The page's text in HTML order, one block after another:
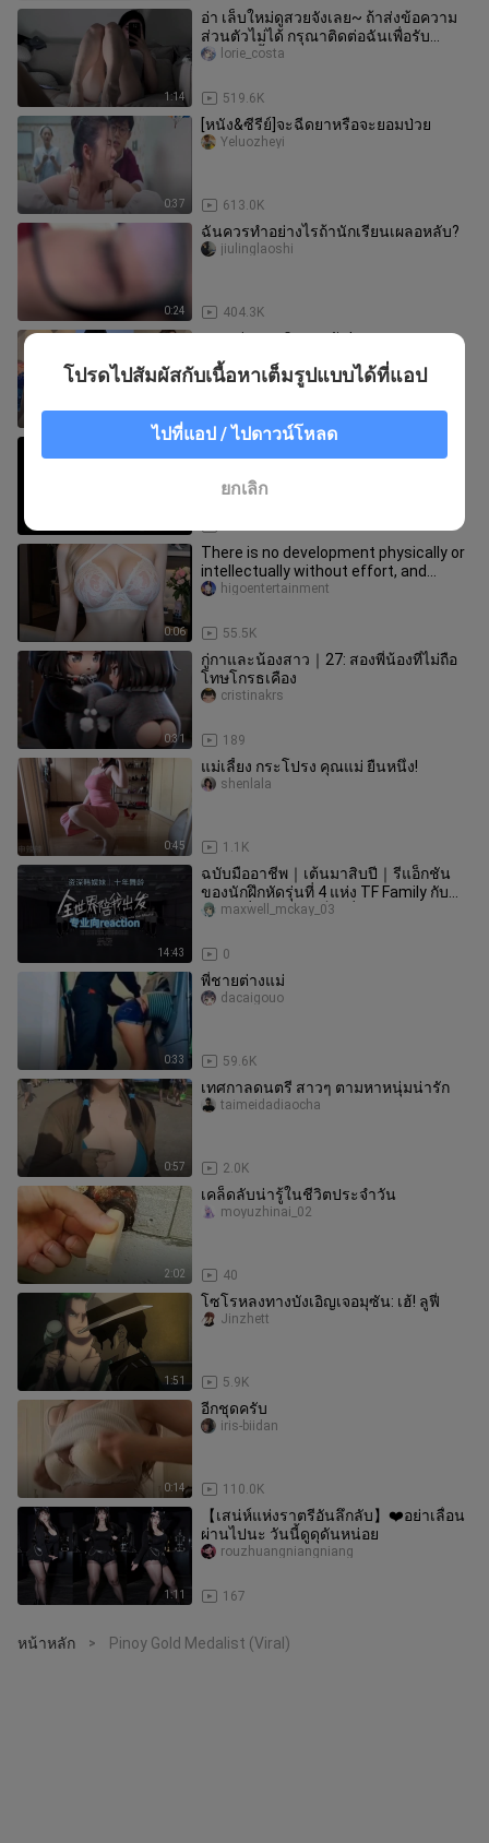
1:14
อ่า เล็บใหม่ดูสวยจังเลย~ ถ้าส่งข้อความ
ส่วนตัวไม่ได้ กรุณาติดต่อฉันเพื่อรับ
เวอร์ชันดั้งเดิม 729 นะ ฉั
519.6K
lorie_costa
0:37
[หนัง&ซีรีย์]จะฉีดยาหรือจะยอมป่วย
613.0K
Yeluozheyi
0:24
ฉันควรทำอย่างไรถ้านักเรียนเผลอหลับ?
404.3K
jiulinglaoshi
มาเขย่าตอนหิมะตกกัน!
[รีมิกซ์]สภาพที่น่าอึดอัดใน <ตำนานจอม
โจรแห่งสุสานทะเลทราย>
Xuanwule
0:06
There is no development physically or
intellectually without effort, and
effort means work
55.5K
higoentertainment
0:31
กู่กาและน้องสาว｜27: สองพี่น้องที่ไม่ถือ
โทษโกรธเคือง
189
cristinakrs
0:45
แม่เลี้ยง กระโปรง คุณแม่ ยืนหนึ่ง!
1.1K
shenlala
14:43
ฉบับมืออาชีพ｜เต้นมาสิบปี｜รีแอ็กชัน
ของนักฝึกหัดรุ่นที่ 4 แห่ง TF Family กับ
เพลง “ทั่วโลกคอยเป็นเพื่อน
0
maxwell_mckay_03
0:33
พี่ชายต่างแม่
59.6K
dacaigouo
0:57
เทศกาลดนตรี สาวๆ ตามหาหนุ่มน่ารัก
2.0K
taimeidadiaocha
2:02
เคล็ดลับน่ารู้ในชีวิตประจำวัน
40
moyuzhinai_02
1:51
โซโรหลงทางบังเอิญเจอมุซัน: เฮ้! ลูฟี่
5.9K
Jinzhett
0:14
อีกชุดครับ
110.0K
iris-biidan
1:11
【เสน่ห์แห่งราตรีอันลึกลับ】❤️อย่าเลื่อน
ผ่านไปนะ วันนี้ดูดุดันหน่อย
167
rouzhuangniangniang
หน้าหลัก > Pinoy Gold Medalist (Viral)
โปรดไปสัมผัสกับเนื้อหาเต็มรูปแบบได้ที่แอป
ไปที่แอป / ไปดาวน์โหลด
ยกเลิก